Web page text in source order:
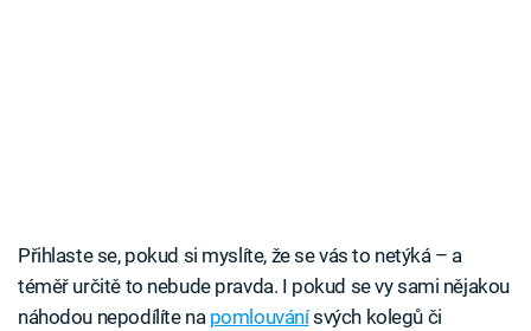
Přihlaste se, pokud si myslíte, že se vás to netýká – a
téměř určitě to nebude pravda. I pokud se vy sami nějakou
náhodou nepodílíte na pomlouvánísvých kolegů či